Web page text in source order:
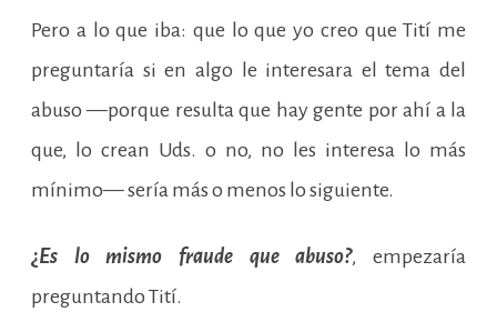
Pero a lo que iba: que lo que yo creo que Tití me
preguntaría si en algo le interesara el tema del
abuso —porque resulta que hay gente por ahí a la
que, lo crean Uds. o no, no les interesa lo más
mínimo— sería más o menos lo siguiente.
¿Es lo mismo fraude que abuso?, empezaría
preguntando Tití.